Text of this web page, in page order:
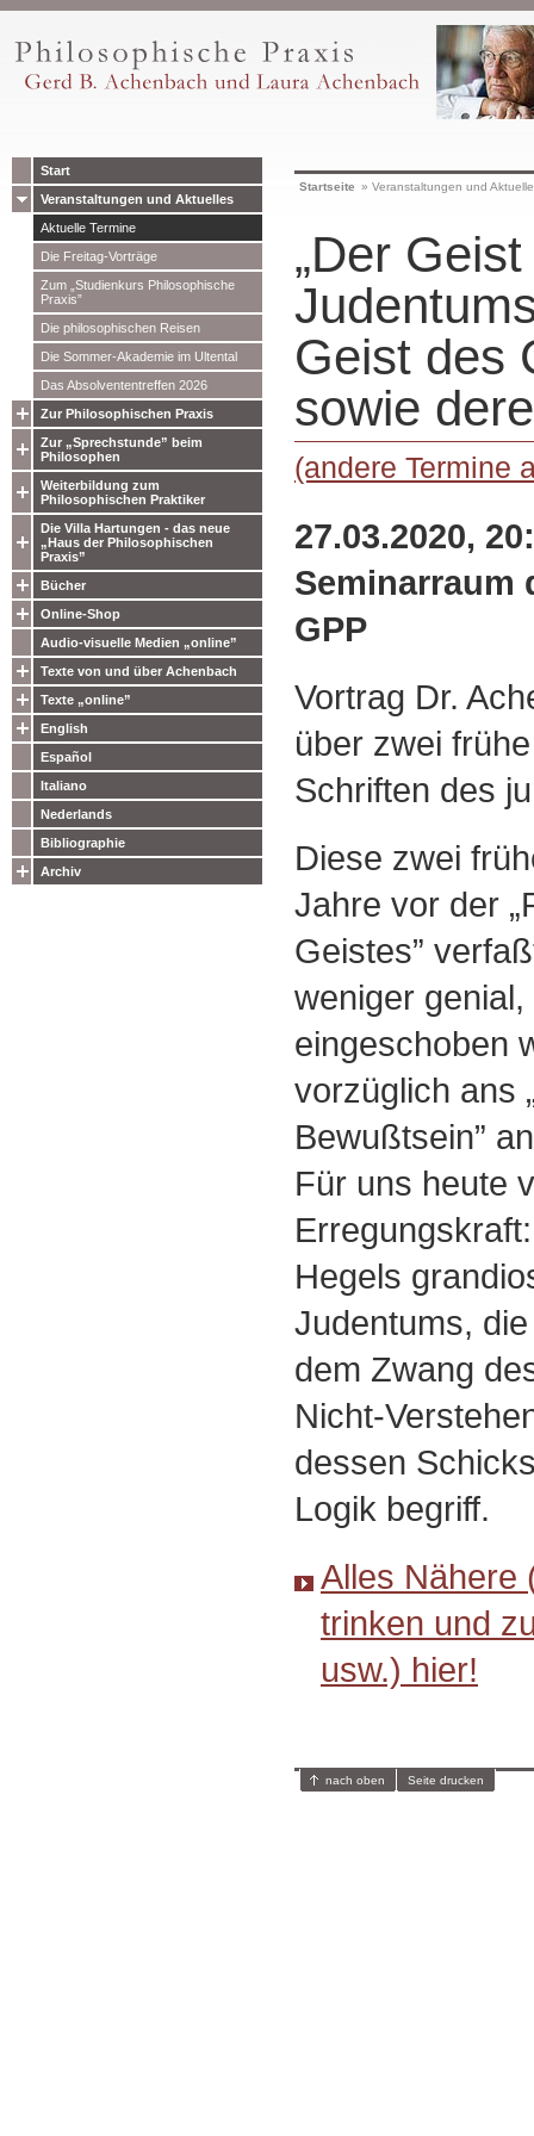
Start
Veranstaltungen und Aktuelles
Aktuelle Termine
Die Freitag-Vorträge
Zum „Studienkurs Philosophische
Praxis”
Die philosophischen Reisen
Die Sommer-Akademie im Ultental
Das Absolvententreffen 2026
Zur Philosophischen Praxis
Zur „Sprechstunde” beim
Philosophen
Weiterbildung zum
Philosophischen Praktiker
Die Villa Hartungen - das neue
„Haus der Philosophischen
Praxis”
Bücher
Online-Shop
Audio-visuelle Medien „online”
Texte von und über Achenbach
Texte „online”
English
Español
Italiano
Nederlands
Bibliographie
Archiv
Startseite » Veranstaltungen und
„Der
Geist des
sowie
(andere Termine
27.03.2020,
Seminarraum
GPP
Vortrag Dr.
über zwei frühe
Schriften des
Diese zwei
Jahre vor der
Geistes”
weniger
eingeschoben
vorzüglich ans
Bewußtsein”
Für uns heute
Erregungskraft:
Hegels
Judentums,
dem Zwang
Nicht-
dessen
Logik begriff.
Alles Nähere
trinken und
usw.) hier!
nach oben Seite drucken